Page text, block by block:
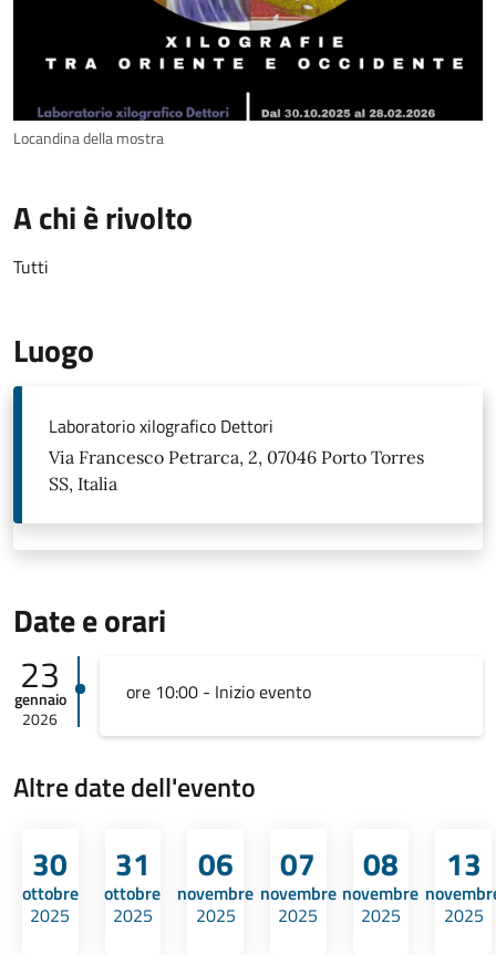
Locandina della mostra
A chi è rivolto
Tutti
Luogo
Laboratorio xilografico Dettori
Via Francesco Petrarca, 2, 07046 Porto Torres
SS, Italia
Date e orari
23
gennaio
2026
ore 10:00 - Inizio evento
Altre date dell'evento
30
ottobre
2025
31
ottobre
2025
06
novembre
2025
07
novembre
2025
08
novembre
2025
13
2025